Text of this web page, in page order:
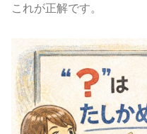
これが正解です。